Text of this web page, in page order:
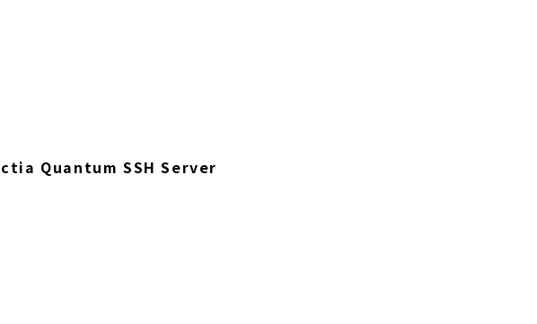
Quantum SSH Server